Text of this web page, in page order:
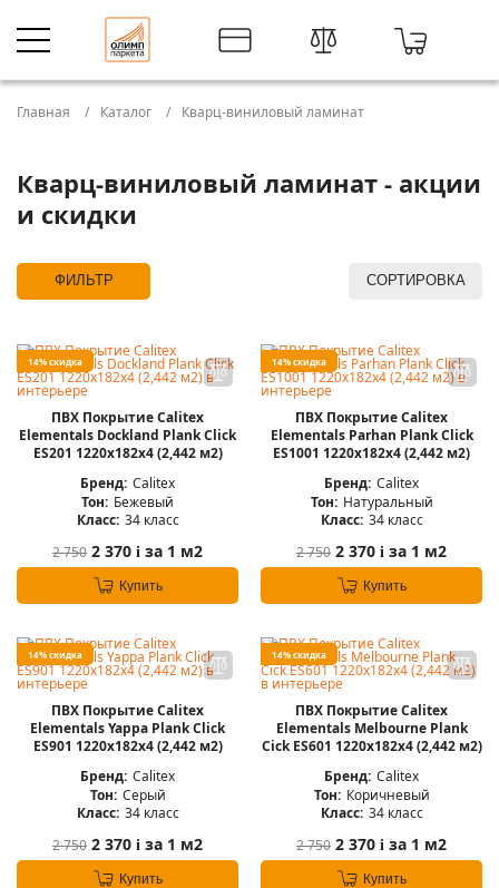
Главная Каталог Кварц-виниловый ламинат
Кварц-виниловый ламинат - акции
и скидки
ФИЛЬТР СОРТИРОВКА
14% скидка
ПВХ Покрытие Calitex
Elementals Dockland Plank Click
ES201 1220x182x4 (2,442 м2)
Бренд: Calitex
Тон: Бежевый
Класс: 34 класс
2 750 2 370 i за 1 м2
Купить
14% скидка
ПВХ Покрытие Calitex
Elementals Parhan Plank Click
ES1001 1220x182x4 (2,442 м2)
Бренд: Calitex
Тон: Натуральный
Класс: 34 класс
2 750 2 370 i за 1 м2
Купить
14% скидка
ПВХ Покрытие Calitex
Elementals Yappa Plank Click
ES901 1220x182x4 (2,442 м2)
Бренд: Calitex
Тон: Серый
Класс: 34 класс
2 750 2 370 i за 1 м2
Купить
14% скидка
ПВХ Покрытие Calitex
Elementals Melbourne Plank
Cick ES601 1220x182x4 (2,442 м2)
Бренд: Calitex
Тон: Коричневый
Класс: 34 класс
2 750 2 370 i за 1 м2
Купить